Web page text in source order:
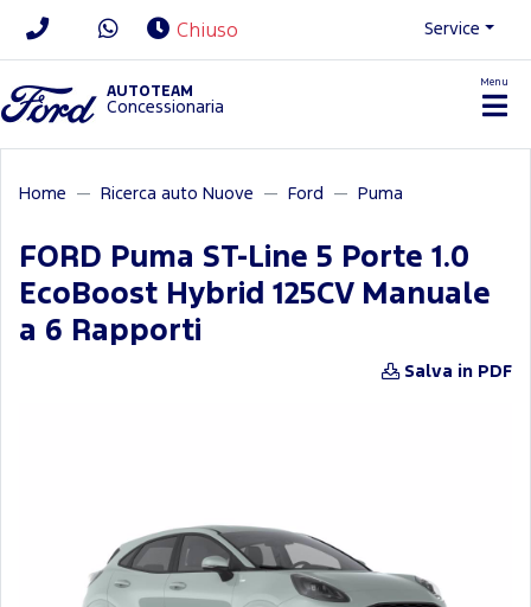
Chiuso Service
AUTOTEAM
Concessionaria
Menu
Home Ricerca auto Nuove Ford Puma
FORD Puma ST-Line 5 Porte 1.0
EcoBoost Hybrid 125CV Manuale
a 6 Rapporti
Salva in PDF